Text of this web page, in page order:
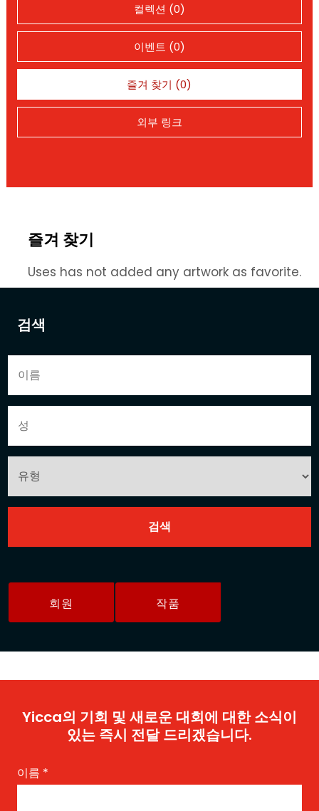
검색
회원 작품
컬렉션 (0)
이벤트 (0)
즐겨 찾기 (0)
외부 링크
즐겨 찾기
Uses has not added any artwork as favorite.
Yicca의 기회 및 새로운 대회에 대한 소식이
있는 즉시 전달 드리겠습니다.
이름 *